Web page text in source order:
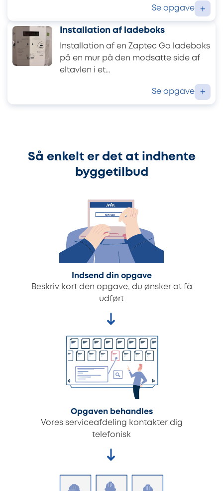
Se opgave +
Installation af ladeboks
Installation af en Zaptec Go ladeboks
på en mur på den modsatte side af
eltavlen i et...
Se opgave +
Så enkelt er det at indhente
byggetilbud
Indsend din opgave
Beskriv kort den opgave, du ønsker at få
udført
Opgaven behandles
Vores serviceafdeling kontakter dig
telefonisk